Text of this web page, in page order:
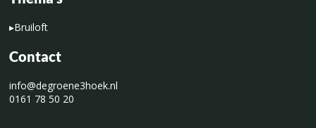
▸Bruiloft
Contact
info@degroene3hoek.nl
0161 78 50 20